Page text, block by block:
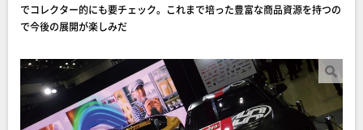
でコレクター的にも要チェック。これまで培った豊富な商品資源を持つの
で今後の展開が楽しみだ